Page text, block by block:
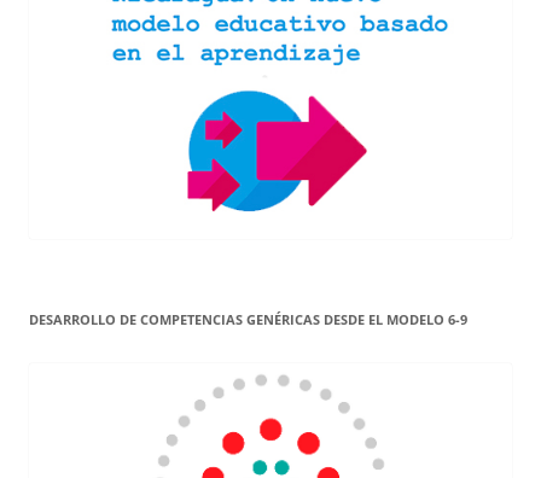
DESARROLLO DE COMPETENCIAS GENÉRICAS DESDE EL MODELO 6-9